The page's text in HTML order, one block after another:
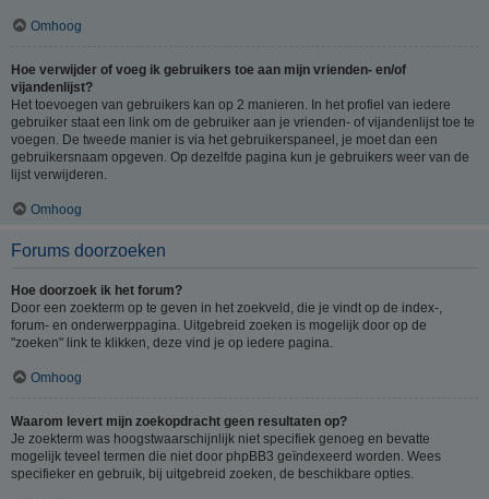
Omhoog
Hoe verwijder of voeg ik gebruikers toe aan mijn vrienden- en/of
vijandenlijst?
Het toevoegen van gebruikers kan op 2 manieren. In het profiel van iedere
gebruiker staat een link om de gebruiker aan je vrienden- of vijandenlijst toe te
voegen. De tweede manier is via het gebruikerspaneel, je moet dan een
gebruikersnaam opgeven. Op dezelfde pagina kun je gebruikers weer van de
lijst verwijderen.
Omhoog
Forums doorzoeken
Hoe doorzoek ik het forum?
Door een zoekterm op te geven in het zoekveld, die je vindt op de index-,
forum- en onderwerppagina. Uitgebreid zoeken is mogelijk door op de
"zoeken" link te klikken, deze vind je op iedere pagina.
Omhoog
Waarom levert mijn zoekopdracht geen resultaten op?
Je zoekterm was hoogstwaarschijnlijk niet specifiek genoeg en bevatte
mogelijk teveel termen die niet door phpBB3 geïndexeerd worden. Wees
specifieker en gebruik, bij uitgebreid zoeken, de beschikbare opties.